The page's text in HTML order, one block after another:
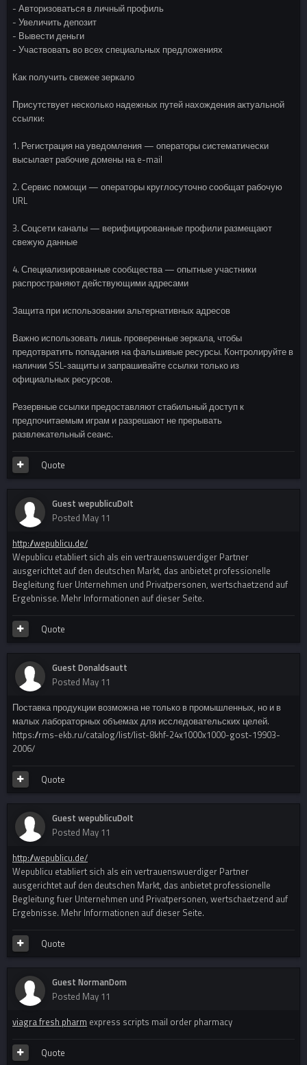
- Авторизоваться в личный профиль
- Увеличить депозит
- Вывести деньги
- Участвовать во всех специальных предложениях
Как получить свежее зеркало
Присутствует несколько надежных путей нахождения актуальной
ссылки:
1. Регистрация на уведомления — операторы систематически
высылает рабочие домены на e-mail
2. Сервис помощи — операторы круглосуточно сообщат рабочую
URL
3. Соцсети каналы — верифицированные профили размещают
свежую данные
4. Специализированные сообщества — опытные участники
распространяют действующими адресами
Защита при использовании альтернативных адресов
Важно использовать лишь проверенные зеркала, чтобы
предотвратить попадания на фальшивые ресурсы. Контролируйте в
наличии SSL-защиты и запрашивайте ссылки только из
официальных ресурсов.
Резервные ссылки предоставляют стабильный доступ к
предпочитаемым играм и разрешают не прерывать
развлекательный сеанс.
Quote
Guest wepublicuDoIt
Posted May 11
http://wepublicu.de/
Wepublicu etabliert sich als ein vertrauenswuerdiger Partner
ausgerichtet auf den deutschen Markt, das anbietet professionelle
Begleitung fuer Unternehmen und Privatpersonen, wertschaetzend auf
Ergebnisse. Mehr Informationen auf dieser Seite.
Quote
Guest Donaldsautt
Posted May 11
Поставка продукции возможна не только в промышленных, но и в
малых лабораторных объемах для исследовательских целей.
https://rms-ekb.ru/catalog/list/list-8khf-24x1000x1000-gost-19903-
2006/
Quote
Guest wepublicuDoIt
Posted May 11
http://wepublicu.de/
Wepublicu etabliert sich als ein vertrauenswuerdiger Partner
ausgerichtet auf den deutschen Markt, das anbietet professionelle
Begleitung fuer Unternehmen und Privatpersonen, wertschaetzend auf
Ergebnisse. Mehr Informationen auf dieser Seite.
Quote
Guest NormanDom
Posted May 11
viagra fresh pharm express scripts mail order pharmacy
Quote